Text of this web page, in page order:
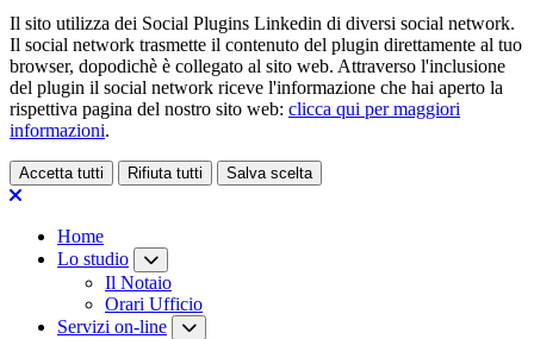
Il sito utilizza dei Social Plugins Linkedin di diversi social network.
Il social network trasmette il contenuto del plugin direttamente al tuo
browser, dopodichè è collegato al sito web. Attraverso l'inclusione
del plugin il social network riceve l'informazione che hai aperto la
rispettiva pagina del nostro sito web: clicca qui per maggiori
informazioni.
Accetta tutti Rifiuta tutti Salva scelta
Loading...
Home
Lo studio
Il Notaio
Orari Ufficio
Servizi on-line